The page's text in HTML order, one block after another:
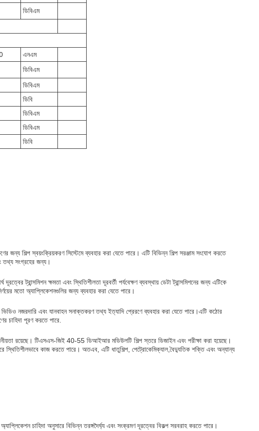
ডিবিএম
এনএম
ডিবিএম
ডিবিএম
ডিবি
ডিবিএম
ডিবিএম
ডিবি
জন্য শিল্প স্বয়ংক্রিয়করণ সিস্টেমে ব্যবহার করা যেতে পারে। এটি বিভিন্ন শিল্প সরঞ্জাম সংযোগ করতে
তথ্য সংগ্রহের জন্য।
ট্রান্সমিশন ক্ষমতা এবং স্থিতিশীলতা দূরবর্তী পর্যবেক্ষণ ব্যবস্থায় ডেটা ট্রান্সমিশনের জন্য এটিকে
মতো অ্যাপ্লিকেশনগুলির জন্য ব্যবহার করা যেতে পারে।
নজরদারি এবং যানবাহন সনাক্তকরণ তথ্য ইত্যাদি প্রেরণে ব্যবহার করা যেতে পারে।এটি কঠোর
চাহিদা পূরণ করতে পারে.
রয়েছে। টিএসএস-জিই 40-55 ডিআইআর মডিউলটি শিল্প স্তরে ডিজাইন এবং পরীক্ষা করা হয়েছে।
স্থিতিশীলভাবে কাজ করতে পারে। অতএব, এটি ধাতুশিল্প, পেট্রোকেমিক্যাল,বৈদ্যুতিক শক্তি এবং অন্যান্য
চাহিদা অনুসারে বিভিন্ন তরঙ্গদৈর্ঘ্য এবং সংক্রমণ দূরত্বের বিকল্প সরবরাহ করতে পারে।